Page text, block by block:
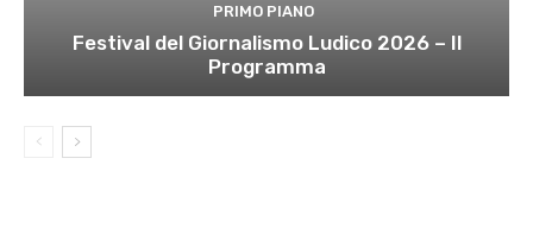
PRIMO PIANO
Festival del Giornalismo Ludico 2026 – Il
Programma